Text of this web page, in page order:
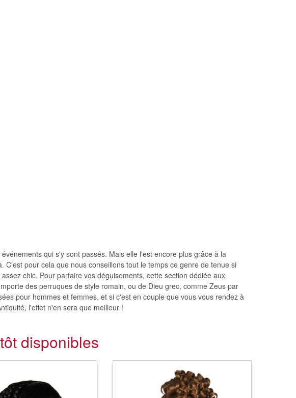
qui s'y sont passés. Mais elle l'est encore plus grâce à la
pour cela que nous conseillons tout le temps ce genre de tenue si
chic. Pour parfaire vos déguisements, cette section dédiée aux
des perruques de style romain, ou de Dieu grec, comme Zeus par
pour hommes et femmes, et si c'est en couple que vous vous rendez à
l'effet n'en sera que meilleur !
disponibles